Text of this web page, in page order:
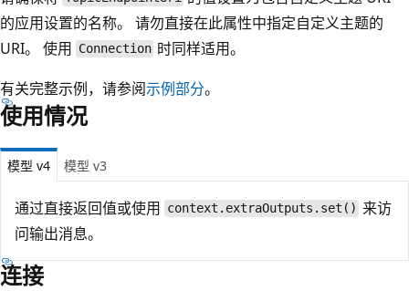
的应用设置的名称。 请勿直接在此属性中指定自定义主题的
URI。 使用 Connection 时同样适用。
有关完整示例，请参阅示例部分。
使用情况
模型 v4 模型 v3
通过直接返回值或使用 context.extraOutputs.set() 来访
问输出消息。
连接